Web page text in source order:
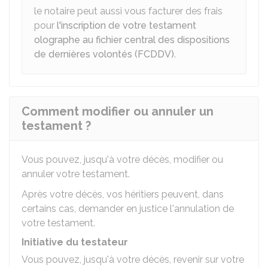
le notaire peut aussi vous facturer des frais
pour l'inscription de votre testament
olographe au fichier central des dispositions
de dernières volontés (FCDDV).
Comment modifier ou annuler un
testament ?
Vous pouvez, jusqu'à votre décès, modifier ou
annuler votre testament.
Après votre décès, vos héritiers peuvent, dans
certains cas, demander en justice l'annulation de
votre testament.
Initiative du testateur
Vous pouvez, jusqu'à votre décès, revenir sur votre